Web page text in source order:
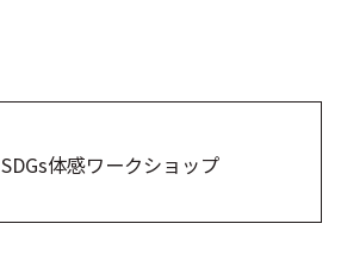
SDGs体感ワークショップ